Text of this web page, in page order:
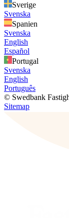
Sverige
Svenska
Spanien
Svenska
English
Español
Portugal
Svenska
English
Português
© Swedbank
Sitemap